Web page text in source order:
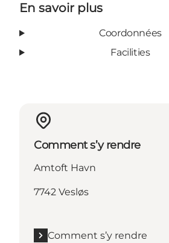
En savoir plus
Coordonnées
Facilities
Comment s’y rendre
Amtoft Havn
7742 Vesløs
Comment s’y rendre